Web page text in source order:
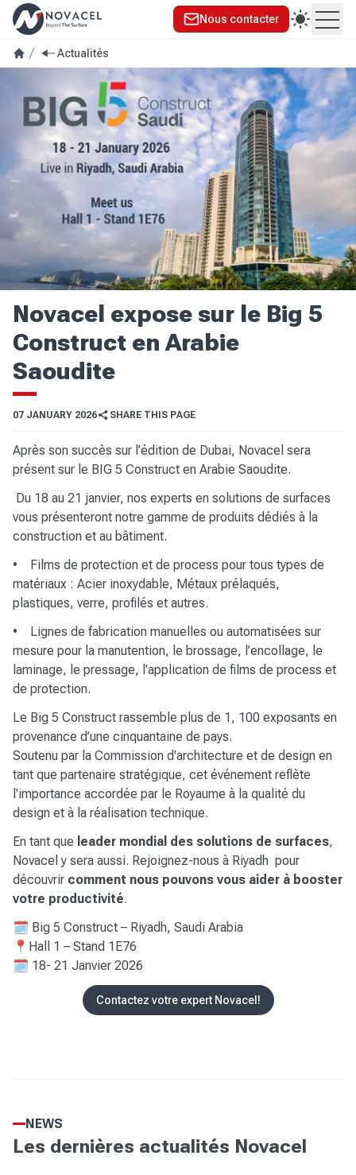
Nous contacter
Actualités
Novacel expose sur le Big 5
Construct en Arabie
Saoudite
07 JANUARY 2026 SHARE THIS PAGE
Après son succès sur l’édition de Dubai, Novacel sera
présent sur le BIG 5 Construct en Arabie Saoudite.
Du 18 au 21 janvier, nos experts en solutions de surfaces
vous présenteront notre gamme de produits dédiés à la
construction et au bâtiment.
• Films de protection et de process pour tous types de
matériaux : Acier inoxydable, Métaux prélaqués,
plastiques, verre, profilés et autres.
• Lignes de fabrication manuelles ou automatisées sur
mesure pour la manutention, le brossage, l’encollage, le
laminage, le pressage, l'application de films de process et
de protection.
Le Big 5 Construct rassemble plus de 1, 100 exposants en
provenance d’une cinquantaine de pays.
Soutenu par la Commission d'architecture et de design en
tant que partenaire stratégique, cet événement reflète
l'importance accordée par le Royaume à la qualité du
design et à la réalisation technique.
En tant que leader mondial des solutions de surfaces,
Novacel y sera aussi. Rejoignez-nous à Riyadh pour
découvrir comment nous pouvons vous aider à booster
votre productivité.
🗓️ Big 5 Construct – Riyadh, Saudi Arabia
📍Hall 1 – Stand 1E76
🗓️ 18- 21 Janvier 2026
Contactez votre expert Novacel!
NEWS
Les dernières actualités Novacel